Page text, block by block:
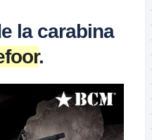
la carabina
.